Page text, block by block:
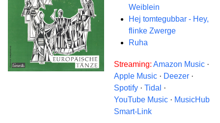
Weiblein
Hej tomtegubbar - Hey,
flinke Zwerge
Ruha
Streaming: Amazon Music ·
Apple Music · Deezer ·
Spotify · Tidal ·
YouTube Music · MusicHub
Smart-Link